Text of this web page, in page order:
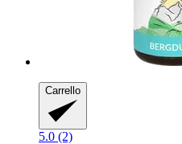
Carrello
5.0 (2)